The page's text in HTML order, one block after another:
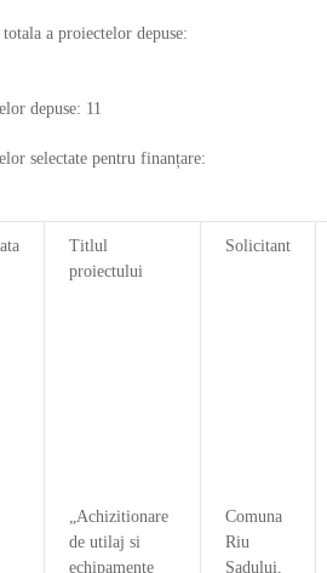
a proiectelor depuse:
depuse: 11
selectate pentru finanțare:
Titlul
proiectului
Solicitant
„Achizitionare
de utilaj si
echipamente
Comuna
Riu
Sadului,